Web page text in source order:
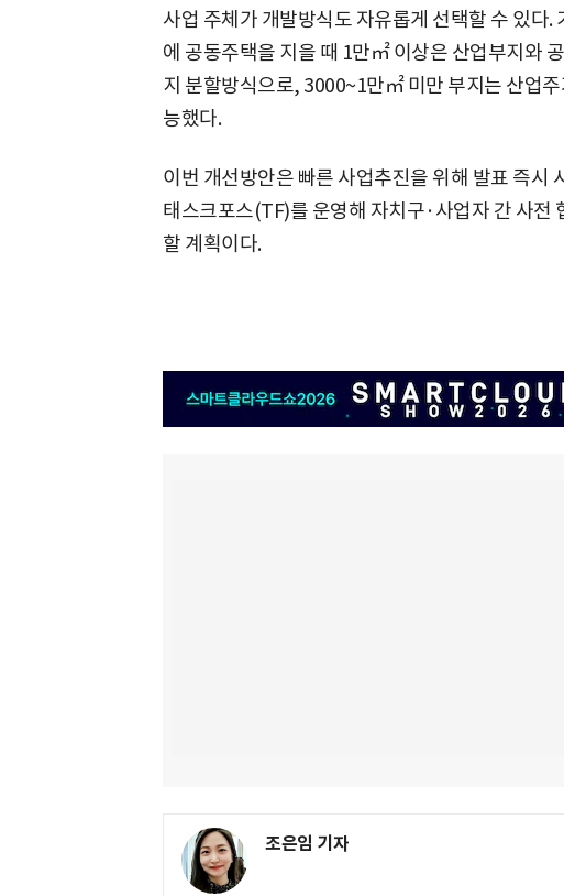
사업 주체가 개발방식도 자유롭게 선택할 수 있다.
에 공동주택을 지을 때 1만㎡ 이상은 산업부지와
지 분할방식으로, 3000~1만㎡ 미만 부지는 산업
능했다.
이번 개선방안은 빠른 사업추진을 위해 발표 즉시
태스크포스(TF)를 운영해 자치구·사업자 간 사전
할 계획이다.
조은임 기자